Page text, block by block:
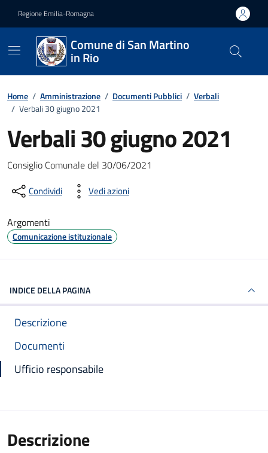
Regione Emilia-Romagna
Comune di San Martino
in Rio
Home / Amministrazione / Documenti Pubblici / Verbali
/ Verbali 30 giugno 2021
Verbali 30 giugno 2021
Dettagli del documento
Consiglio Comunale del 30/06/2021
Condividi Vedi azioni
Argomenti
Comunicazione istituzionale
INDICE DELLA PAGINA
Descrizione
Documenti
Ufficio responsabile
Descrizione